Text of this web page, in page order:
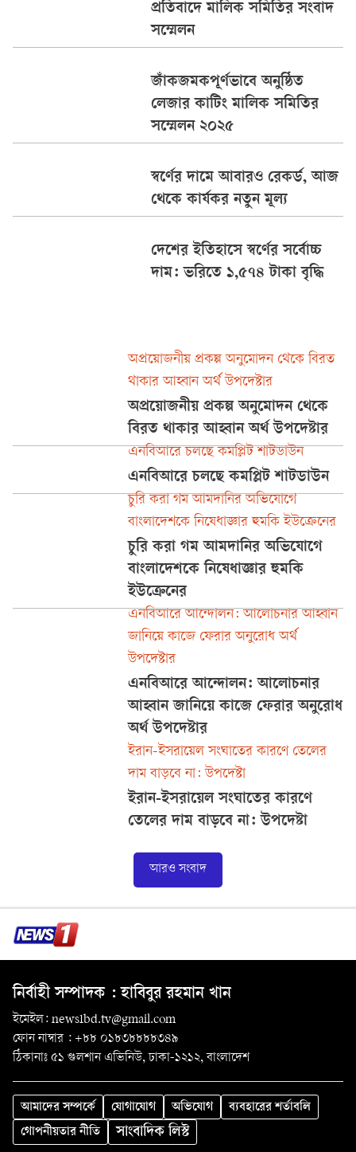
দায়িত্ব পালন করবে, তাও নির্ধারণ করে দেওয়া হয়েছে। ঢাকা
উত্তর সিটি করপোরেশনের গাবতলী পশুর হাটে দায়িত্ব পেয়েছে
প্রতিবাদে মালিক সমিতির সংবাদ
সম্মেলন
জাঁকজমকপূর্ণভাবে অনুষ্ঠিত
লেজার কাটিং মালিক সমিতির
সম্মেলন ২০২৫
স্বর্ণের দামে আবারও রেকর্ড, আজ
থেকে কার্যকর নতুন মূল্য
দেশের ইতিহাসে স্বর্ণের সর্বোচ্চ
দাম: ভরিতে ১,৫৭৪ টাকা বৃদ্ধি
অপ্রয়োজনীয় প্রকল্প অনুমোদন থেকে বিরত
থাকার আহ্বান অর্থ উপদেষ্টার
অপ্রয়োজনীয় প্রকল্প অনুমোদন থেকে
বিরত থাকার আহ্বান অর্থ উপদেষ্টার
এনবিআরে চলছে কমপ্লিট শাটডাউন
এনবিআরে চলছে কমপ্লিট শাটডাউন
চুরি করা গম আমদানির অভিযোগে
বাংলাদেশকে নিষেধাজ্ঞার হুমকি ইউক্রেনের
চুরি করা গম আমদানির অভিযোগে
বাংলাদেশকে নিষেধাজ্ঞার হুমকি
ইউক্রেনের
এনবিআরে আন্দোলন: আলোচনার আহ্বান
জানিয়ে কাজে ফেরার অনুরোধ অর্থ
উপদেষ্টার
এনবিআরে আন্দোলন: আলোচনার
আহ্বান জানিয়ে কাজে ফেরার অনুরোধ
অর্থ উপদেষ্টার
ইরান-ইসরায়েল সংঘাতের কারণে তেলের
দাম বাড়বে না: উপদেষ্টা
ইরান-ইসরায়েল সংঘাতের কারণে
তেলের দাম বাড়বে না: উপদেষ্টা
আরও সংবাদ
নির্বাহী সম্পাদক : হাবিবুর রহমান খান
ইমেইল: news1bd.tv@gmail.com
ফোন নাম্বার : +৮৮ ০১৮৩৮৮৮৮৩৪৯
ঠিকানাঃ ৫১ গুলশান এভিনিউ, ঢাকা-১২১২, বাংলাদেশ
আমাদের সম্পর্কে যোগাযোগ অভিযোগ
ব্যবহারের শর্তাবলি
গোপনীয়তার নীতি
সাংবাদিক লিস্ট